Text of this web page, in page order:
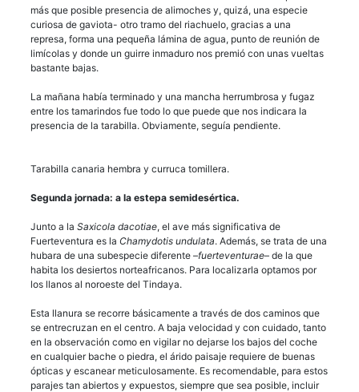
más que posible presencia de alimoches y, quizá, una especie
curiosa de gaviota- otro tramo del riachuelo, gracias a una
represa, forma una pequeña lámina de agua, punto de reunión de
limícolas y donde un guirre inmaduro nos premió con unas vueltas
bastante bajas.
La mañana había terminado y una mancha herrumbrosa y fugaz
entre los tamarindos fue todo lo que puede que nos indicara la
presencia de la tarabilla. Obviamente, seguía pendiente.
Tarabilla canaria hembra y curruca tomillera.
Segunda jornada: a la estepa semidesértica.
Junto a la Saxicola dacotiae, el ave más significativa de
Fuerteventura es la Chamydotis undulata. Además, se trata de una
hubara de una subespecie diferente –fuerteventurae– de la que
habita los desiertos norteafricanos. Para localizarla optamos por
los llanos al noroeste del Tindaya.
Esta llanura se recorre básicamente a través de dos caminos que
se entrecruzan en el centro. A baja velocidad y con cuidado, tanto
en la observación como en vigilar no dejarse los bajos del coche
en cualquier bache o piedra, el árido paisaje requiere de buenas
ópticas y escanear meticulosamente. Es recomendable, para estos
parajes tan abiertos y expuestos, siempre que sea posible, incluir